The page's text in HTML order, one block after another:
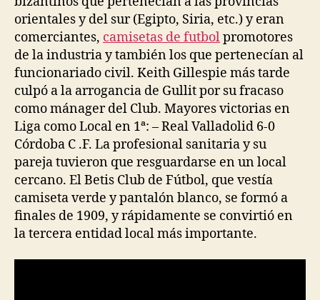
orientales y del sur (Egipto, Siria, etc.) y eran
comerciantes, camisetas de futbolpromotores
de la industria y también los que pertenecían al
funcionariado civil. Keith Gillespie más tarde
culpó a la arrogancia de Gullit por su fracaso
como mánager del Club. Mayores victorias en
Liga como Local en 1ª: – Real Valladolid 6-0
Córdoba C .F. La profesional sanitaria y su
pareja tuvieron que resguardarse en un local
cercano. El Betis Club de Fútbol, que vestía
camiseta verde y pantalón blanco, se formó a
finales de 1909, y rápidamente se convirtió en
la tercera entidad local más importante.